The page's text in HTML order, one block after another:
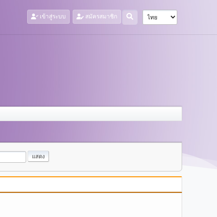
เข้าสู่ระบบ สมัครสมาชิก